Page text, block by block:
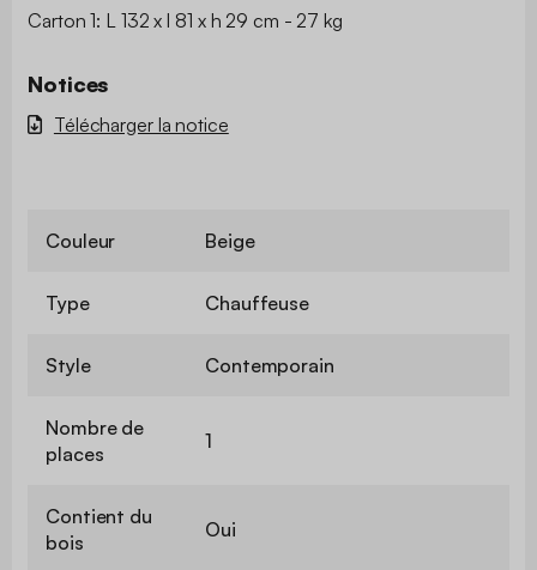
Carton 1: L 132 x l 81 x h 29 cm - 27 kg
Notices
Télécharger la notice
Couleur Beige
Type Chauffeuse
Style Contemporain
Nombre de
places
1
Contient du
bois
Oui